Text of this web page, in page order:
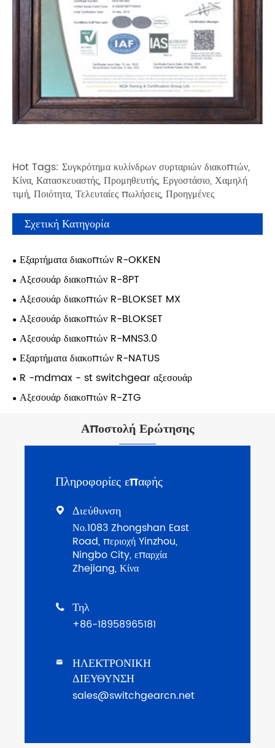
Hot Tags: Συγκρότημα κυλίνδρων συρταριών διακοπτών,
Κίνα, Κατασκευαστής, Προμηθευτής, Εργοστάσιο, Χαμηλή
τιμή, Ποιότητα, Τελευταίες πωλήσεις, Προηγμένες
Σχετική Κατηγορία
Εξαρτήματα διακοπτών R-OKKEN
Αξεσουάρ διακοπτών R-8PT
Αξεσουάρ διακοπτών R-BLOKSET MX
Αξεσουάρ διακοπτών R-BLOKSET
Αξεσουάρ διακοπτών R-MNS3.0
Εξαρτήματα διακοπτών R-NATUS
R -mdmax - st switchgear αξεσουάρ
Αξεσουάρ διακοπτών R-ZTG
Αποστολή Ερώτησης
Πληροφορίες επαφής
 Διεύθυνση
Νο.1083 Zhongshan East
Road, περιοχή Yinzhou,
Ningbo City, επαρχία
Zhejiang, Κίνα
 Τηλ
+86-18958965181

ΗΛΕΚΤΡΟΝΙΚΗ
ΔΙΕΥΘΥΝΣΗ
sales@switchgearcn.net